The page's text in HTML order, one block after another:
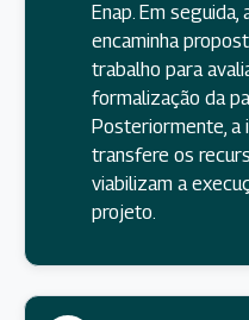
Enap. Em seguida,
encaminha
trabalho para
formalização da
Posteriormente, a
transfere os
viabilizam a
projeto.